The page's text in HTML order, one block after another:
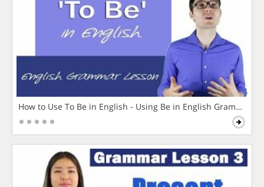
How to Use To Be in English - Using Be in English Grammar